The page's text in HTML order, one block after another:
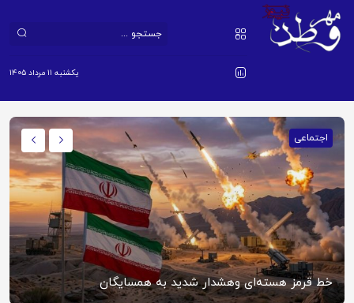
یکشنبه ۱۱ مرداد ۱۴۰۵
اجتماعی
خط قرمز هسته‌ای وهشدار شدید به همسایگان